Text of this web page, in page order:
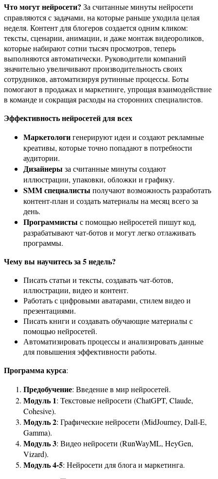
Что могут нейросети? За считанные минуты нейросети
справляются с задачами, на которые раньше уходила целая
неделя. Контент для блогеров создается одним кликом:
тексты, сценарии, анимации, и даже монтаж видеороликов,
которые набирают сотни тысяч просмотров, теперь
выполняются автоматически. Руководители компаний
значительно увеличивают производительность своих
сотрудников, автоматизируя рутинные процессы. Боты
помогают в продажах и маркетинге, упрощая взаимодействие
в команде и сокращая расходы на сторонних специалистов.
Эффективность нейросетей для всех
Маркетологигенерируют идеи и создают рекламные
креативы, которые точно попадают в потребности
аудитории.
Дизайнеры за считанные минуты создают
иллюстрации, упаковки, обложки и графику.
SMM специалисты получают возможность разработать
контент-план и создать материалы на месяц всего за
день.
Программисты с помощью нейросетей пишут код,
разрабатывают чат-ботов и могут легко отлаживать
программы.
Чему вы научитесь за 5 недель?
Писать статьи и тексты, создавать чат-ботов,
иллюстрации, видео и контент.
Работать с цифровыми аватарами, стилем видео и
презентациями.
Писать книги и создавать обучающие материалы с
помощью нейросетей.
Автоматизировать процессы и анализировать данные
для повышения эффективности работы.
Программа курса:
Предобучение: Введение в мир нейросетей.
Модуль 1: Текстовые нейросети (ChatGPT, Claude,
Cohesive).
Модуль 2: Графические нейросети (MidJourney, Dall-E,
Gamma).
Модуль 3: Видео нейросети (RunWayML, HeyGen,
Vizard).
Модуль 4-5: Нейросети для блога и маркетинга.